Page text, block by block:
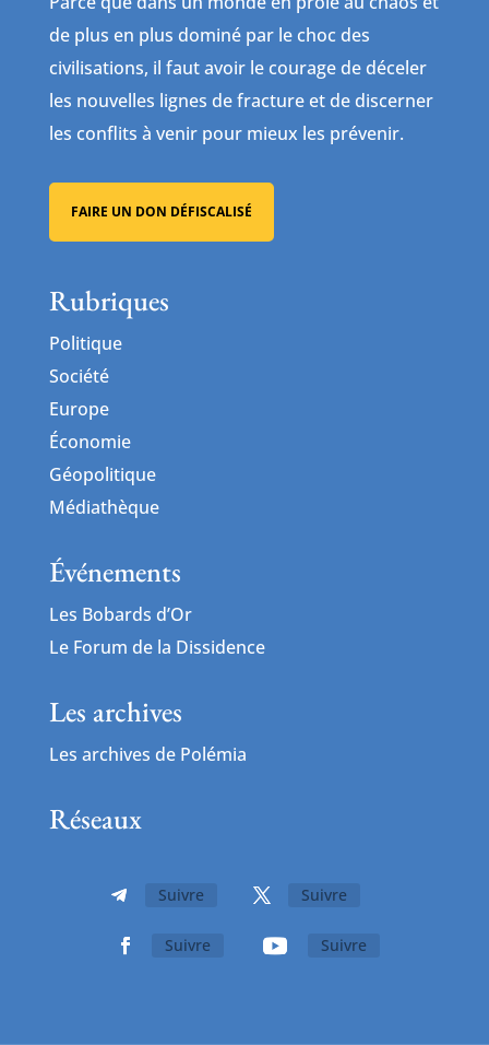
de plus en plus dominé par le choc des
civilisations, il faut avoir le courage de déceler
les nouvelles lignes de fracture et de discerner
les conflits à venir pour mieux les prévenir.
FAIRE UN DON DÉFISCALISÉ
Rubriques
Politique
Société
Europe
Économie
Géopolitique
Médiathèque
Événements
Les Bobards d’Or
Le Forum de la Dissidence
Les archives
Les archives de Polémia
Réseaux
Suivre Suivre
Suivre Suivre